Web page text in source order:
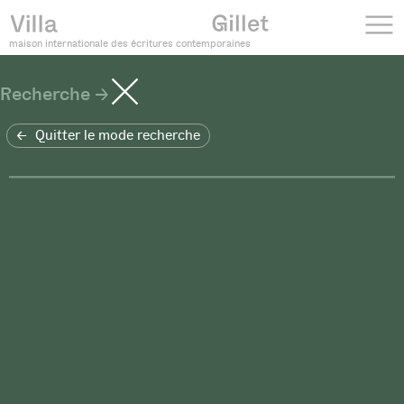
maison internationale des écritures contemporaines
Recherche
Quitter le mode recherche